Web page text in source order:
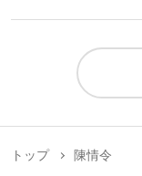
トップ 陳情令